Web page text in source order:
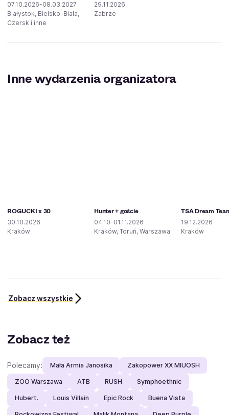
07.10.2026-08.03.2027
Białystok, Bielsko-Biała,
Czersk i inne
29.11.2026
Zabrze
Inne wydarzenia organizatora
ROGUCKI x 30
30.10.2026
Kraków
Hunter + goście
04.10-01.11.2026
Kraków, Toruń, Warszawa
TSA Dream
19.12.2026
Kraków
Zobacz wszystkie
Zobacz też
Polecamy: Mała Armia Janosika Zakopower XX MIUOSH
ZOO Warszawa ATB RUSH Symphoethnic
Hubert. Louis Villain Epic Rock Buena Vista